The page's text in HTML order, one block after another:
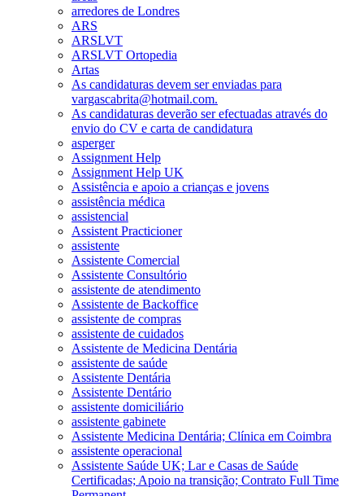
arredores de Londres
ARS
ARSLVT
ARSLVT Ortopedia
Artas
As candidaturas devem ser enviadas para
vargascabrita@hotmail.com.
As candidaturas deverão ser efectuadas através do
envio do CV e carta de candidatura
asperger
Assignment Help
Assignment Help UK
Assistência e apoio a crianças e jovens
assistência médica
assistencial
Assistent Practicioner
assistente
Assistente Comercial
Assistente Consultório
assistente de atendimento
Assistente de Backoffice
assistente de compras
assistente de cuidados
Assistente de Medicina Dentária
assistente de saúde
Assistente Dentária
Assistente Dentário
assistente domiciliário
assistente gabinete
Assistente Medicina Dentária; Clínica em Coimbra
assistente operacional
Assistente Saúde UK; Lar e Casas de Saúde
Certificadas; Apoio na transição; Contrato Full Time